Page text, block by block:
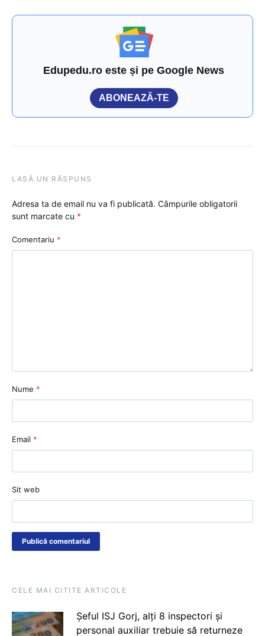
Edupedu.ro este și pe Google News
ABONEAZĂ-TE
LASĂ UN RĂSPUNS
Adresa ta de email nu va fi publicată. Câmpurile obligatorii
sunt marcate cu *
Comentariu *
Nume *
Email *
Sit web
CELE MAI CITITE ARTICOLE
Șeful ISJ Gorj, alți 8 inspectori și
personal auxiliar trebuie să returneze